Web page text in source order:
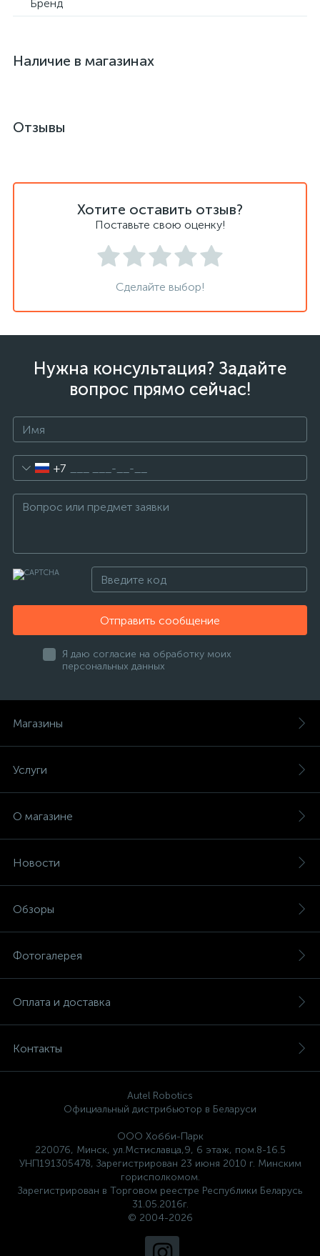
Бренд
Наличие в магазинах
Отзывы
Хотите оставить отзыв?
Поставьте свою оценку!
Сделайте выбор!
Нужна консультация? Задайте
вопрос прямо сейчас!
+7
Отправить сообщение
Я даю согласие на обработку моих
персональных данных
Магазины
Услуги
О магазине
Новости
Обзоры
Фотогалерея
Оплата и доставка
Контакты
Autel Robotics
Официальный дистрибьютор в Беларуси
ООО Хобби-Парк
220076, Минск, ул.Мстиславца,9, 6 этаж, пом.8-16.5
УНП191305478, Зарегистрирован 23 июня 2010 г. Минским
горисполкомом.
Зарегистрирован в Торговом реестре Республики Беларусь
31.05.2016г.
© 2004-2026